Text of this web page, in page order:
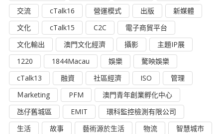
交流
cTalk16 營運模式 出版
新媒體
文化
cTalk15 C2C
電子商貿平台
文化輸出
澳門文化經濟 攝影
主題IP展
1220
1844Macau 娛樂
驁映娛樂
cTalk13
融資 社區經濟 ISO
管理
Ｍarketing
PFM
澳門青年創業孵化中心
氹仔舊城區
EMIT
環科監控檢測有限公司
生活
故事 藝術源於生活 物流
智慧城市